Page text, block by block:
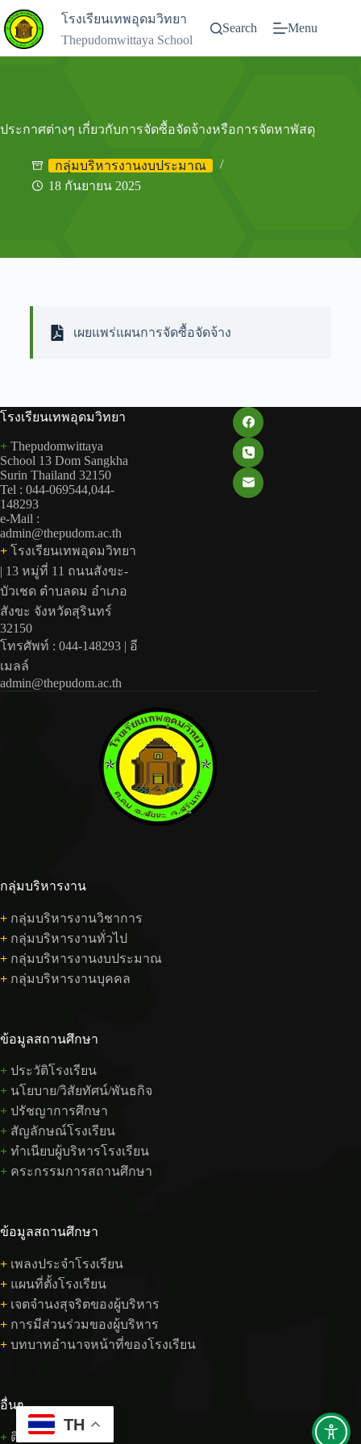
โรงเรียนเทพอุดมวิทยา
Thepudomwittaya School
Search Menu
ประกาศต่างๆ เกี่ยวกับการจัดซื้อจัดจ้างหรือการจัดหาพัสดุ
กลุ่มบริหารงานงบประมาณ
18 กันยายน 2025
เผยแพร่แผนการจัดซื้อจัดจ้าง
โรงเรียนเทพอุดมวิทยา
+ Thepudomwittaya
School 13 Dom Sangkha
Surin Thailand 32150
Tel : 044-069544,044-
148293
e-Mail :
admin@thepudom.ac.th
+ โรงเรียนเทพอุดมวิทยา
| 13 หมู่ที่ 11 ถนนสังขะ-
บัวเชด ตำบลดม อำเภอ
สังขะ จังหวัดสุรินทร์
32150
โทรศัพท์ : 044-148293 | อี
เมลล์
admin@thepudom.ac.th
กลุ่มบริหารงาน
+ กลุ่มบริหารงานวิชาการ
+ กลุ่มบริหารงานทั่วไป
+ กลุ่มบริหารงานงบประมาณ
+ กลุ่มบริหารงานบุคคล
ข้อมูลสถานศึกษา
+ ประวัติโรงเรียน
+ นโยบาย/วิสัยทัศน์/พันธกิจ
+ ปรัชญาการศึกษา
+ สัญลักษณ์โรงเรียน
+ ทำเนียบผู้บริหารโรงเรียน
+ คระกรรมการสถานศึกษา
ข้อมูลสถานศึกษา
+ เพลงประจำโรงเรียน
+ แผนที่ตั้งโรงเรียน
+ เจตจำนงสุจริตของผู้บริหาร
+ การมีส่วนร่วมของผู้บริหาร
+ บทบาทอำนาจหน้าที่ของโรงเรียน
อื่นๆ
+ ติดต่อเรา
TH